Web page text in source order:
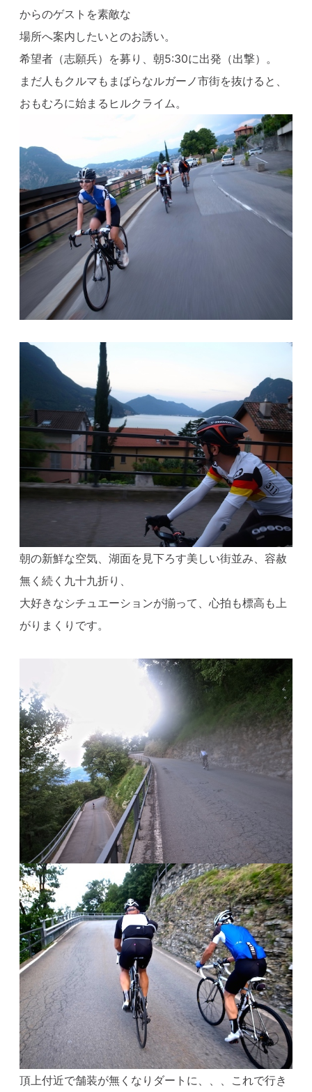
からのゲストを素敵な
場所へ案内したいとのお誘い。
希望者（志願兵）を募り、朝5:30に出発（出撃）。
まだ人もクルマもまばらなルガーノ市街を抜けると、
おもむろに始まるヒルクライム。
朝の新鮮な空気、湖面を見下ろす美しい街並み、容赦
無く続く九十九折り、
大好きなシチュエーションが揃って、心拍も標高も上
がりまくりです。
頂上付近で舗装が無くなりダートに、、、これで行き